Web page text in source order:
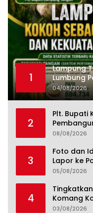
1
Lampung
Lumbung
04/08/2026
2
Plt. Bupati
pada
08/08/2026
3
Foto dan
Lapor ke
05/08/2026
4
Komang
Lampung
03/08/2026